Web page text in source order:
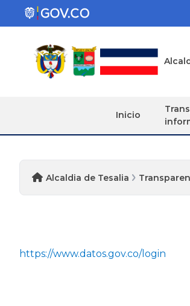
Inicio
Alcaldia de Tesalia
https://www.datos.gov.co/login​